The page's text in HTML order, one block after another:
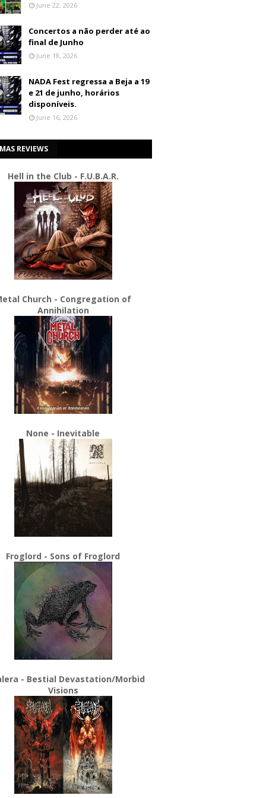
June 22, 2026
Concertos a não perder até ao
final de Junho
June 18, 2026
NADA Fest regressa a Beja a 19
e 21 de junho, horários
disponíveis.
June 16, 2026
REVIEWS
Hell in the Club - F.U.B.A.R.
Church - Congregation of
Annihilation
None - Inevitable
Froglord - Sons of Froglord
- Bestial Devastation/Morbid
Visions